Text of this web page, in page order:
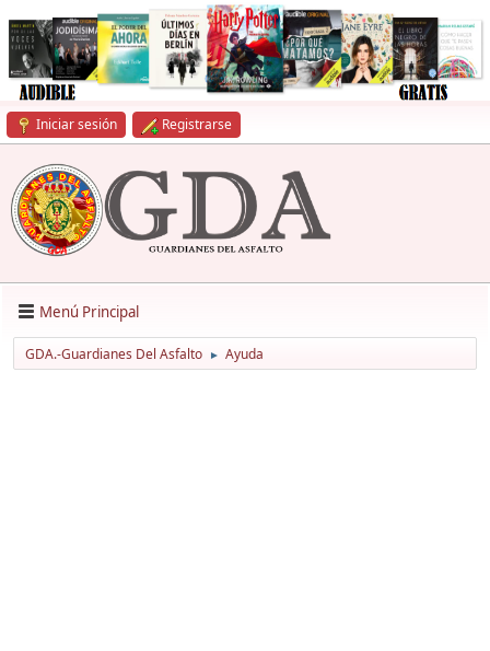
Iniciar sesión Registrarse
Menú Principal
GDA.-Guardianes Del Asfalto ► Ayuda